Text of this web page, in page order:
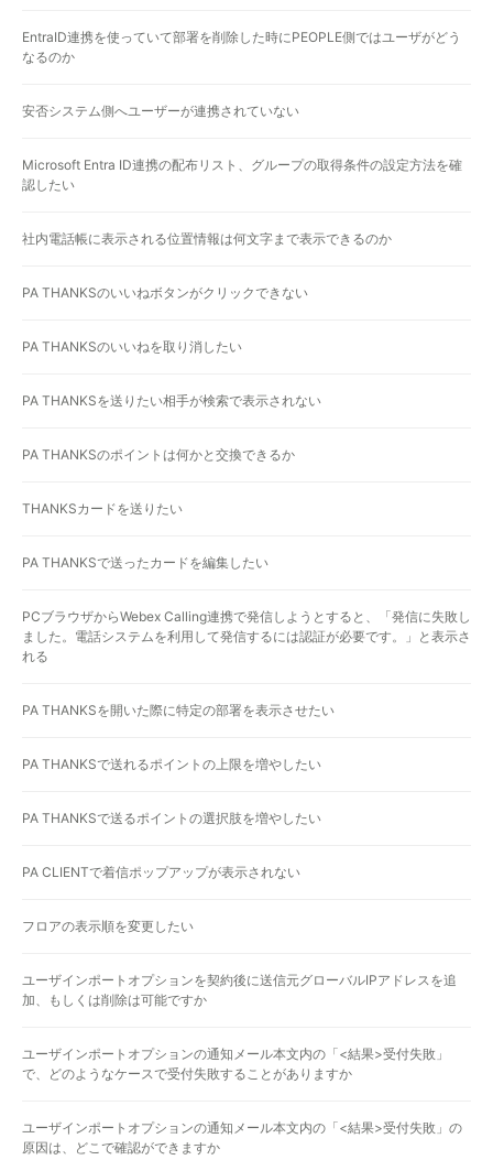
EntraID連携を使っていて部署を削除した時にPEOPLE側ではユーザがどう
なるのか
安否システム側へユーザーが連携されていない
Microsoft Entra ID連携の配布リスト、グループの取得条件の設定方法を確
認したい
社内電話帳に表示される位置情報は何文字まで表示できるのか
PA THANKSのいいねボタンがクリックできない
PA THANKSのいいねを取り消したい
PA THANKSを送りたい相手が検索で表示されない
PA THANKSのポイントは何かと交換できるか
THANKSカードを送りたい
PA THANKSで送ったカードを編集したい
PCブラウザからWebex Calling連携で発信しようとすると、「発信に失敗し
ました。電話システムを利用して発信するには認証が必要です。」と表示さ
れる
PA THANKSを開いた際に特定の部署を表示させたい
PA THANKSで送れるポイントの上限を増やしたい
PA THANKSで送るポイントの選択肢を増やしたい
PA CLIENTで着信ポップアップが表示されない
フロアの表示順を変更したい
ユーザインポートオプションを契約後に送信元グローバルIPアドレスを追
加、もしくは削除は可能ですか
ユーザインポートオプションの通知メール本文内の「<結果>受付失敗」
で、どのようなケースで受付失敗することがありますか
ユーザインポートオプションの通知メール本文内の「<結果>受付失敗」の
原因は、どこで確認ができますか